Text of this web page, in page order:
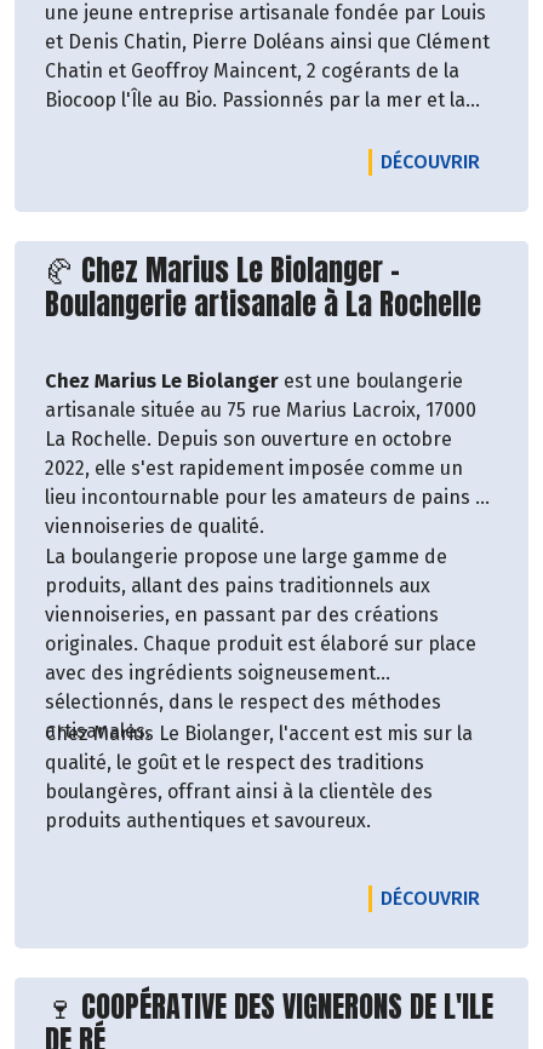
une jeune entreprise artisanale fondée par Louis
et Denis Chatin, Pierre Doléans ainsi que Clément
Chatin et Geoffroy Maincent, 2 cogérants de la
Biocoop l'Île au Bio. Passionnés par la mer et la
en créant des produits innovants et savoureux.
Aoré récolte à la main des algues sauvages telles
que la laitue de mer, l’aonori et le nori, dans le
respect des écosystèmes marins. Ces algues sont
ensuite transformées sur place en tartares,
utilisant l’énergie solaire pour préserver leurs
qualités nutritionnelles.
Engagée dans une démarche biologique, Aoré est
certifiée bio pour sa production et pour la
transformation. L’entreprise collabore
étroitement avec les magasins bio et Biocoop
locales, notamment celles de l'Île de Ré, pour
proposer des produits sains, durables et ancrés
dans leur territoire.
Aoré incarne une vision moderne et responsable
de l’alimentation, en mettant en lumière les
trésors marins de l’île de Ré.
DÉCOUVRIR
Découvrir le producteur
🥐 Chez Marius Le Biolanger –
Boulangerie artisanale à La Rochelle
Chez Marius Le Biolanger est une boulangerie
artisanale située au 75 rue Marius Lacroix, 17000
La Rochelle. Depuis son ouverture en octobre
2022, elle s'est rapidement imposée comme un
lieu incontournable pour les amateurs de pains et
viennoiseries de qualité.
La boulangerie propose une large gamme de
produits, allant des pains traditionnels aux
viennoiseries, en passant par des créations
originales. Chaque produit est élaboré sur place
avec des ingrédients soigneusement
sélectionnés, dans le respect des méthodes
artisanales.
Chez Marius Le Biolanger, l'accent est mis sur la
qualité, le goût et le respect des traditions
boulangères, offrant ainsi à la clientèle des
produits authentiques et savoureux.
DÉCOUVRIR
Découvrir le producteur
🍷 COOPÉRATIVE DES VIGNERONS DE L'ILE